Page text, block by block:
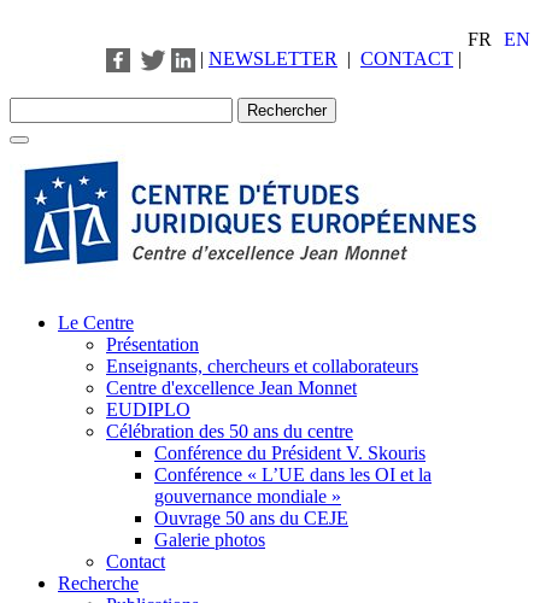
FR
EN
| NEWSLETTER | CONTACT |
Le Centre
Présentation
Enseignants, chercheurs et collaborateurs
Centre d'excellence Jean Monnet
EUDIPLO
Célébration des 50 ans du centre
Conférence du Président V. Skouris
Conférence « L’UE dans les OI et la
gouvernance mondiale »
Ouvrage 50 ans du CEJE
Galerie photos
Contact
Recherche